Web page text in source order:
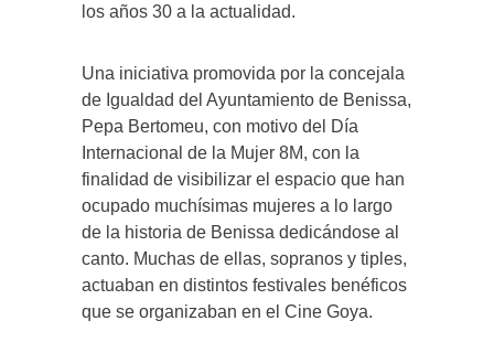
los años 30 a la actualidad.
Una iniciativa promovida por la concejala
de Igualdad del Ayuntamiento de Benissa,
Pepa Bertomeu, con motivo del Día
Internacional de la Mujer 8M, con la
finalidad de visibilizar el espacio que han
ocupado muchísimas mujeres a lo largo
de la historia de Benissa dedicándose al
canto. Muchas de ellas, sopranos y tiples,
actuaban en distintos festivales benéficos
que se organizaban en el Cine Goya.